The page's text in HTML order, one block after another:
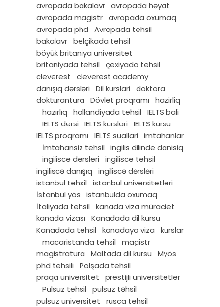
avropada bakalavr avropada həyat
avropada magistr avropada oxumaq
avropada phd
Avropada tehsil
bakalavr belçikada tehsil
böyük britaniya universitet
britaniyada tehsil
çexiyada tehsil
cleverest
cleverest academy
danışıq dərsləri
Dil kurslari
doktora
dokturantura
Dövlet proqramı
hazirliq
hazırlıq
hollandiyada tehsil
IELTS bali
IELTS dersi
IELTS kurslari
IELTS kursu
IELTS proqramı
IELTS suallari
imtahanlar
İmtahansiz tehsil
ingilis dilinde danisiq
ingilisce dersleri
ingilisce tehsil
ingiliscə danışıq
ingiliscə dərsləri
istanbul tehsil
istanbul universitetleri
İstanbul yös
istanbulda oxumaq
İtaliyada tehsil
kanada viza müraciet
kanada vizası
Kanadada dil kursu
Kanadada tehsil
kanadaya viza
kurslar
macaristanda tehsil
magistr
magistratura
Maltada dil kursu
Myös
phd tehsili
Polşada tehsil
praqa universitet
prestijli universitetler
Pulsuz tehsil
pulsuz təhsil
pulsuz universitet
rusca tehsil